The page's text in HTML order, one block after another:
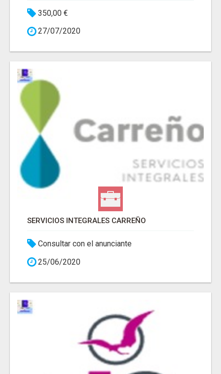
350,00 €
27/07/2020
SERVICIOS INTEGRALES CARREÑO
Consultar con el anunciante
25/06/2020